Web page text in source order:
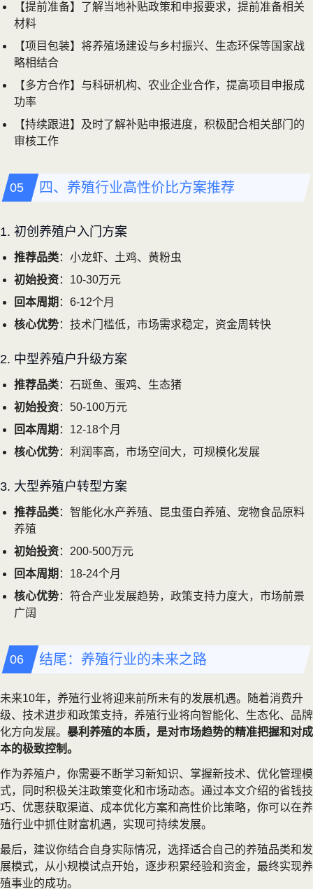
【提前准备】了解当地补贴政策和申报要求，提前准备相关
材料
【项目包装】将养殖场建设与乡村振兴、生态环保等国家战
略相结合
【多方合作】与科研机构、农业企业合作，提高项目申报成
功率
【持续跟进】及时了解补贴申报进度，积极配合相关部门的
审核工作
四、养殖行业高性价比方案推荐
1. 初创养殖户入门方案
推荐品类：小龙虾、土鸡、黄粉虫
初始投资：10-30万元
回本周期 ：6-12个月
核心优势：技术门槛低，市场需求稳定，资金周转快
2. 中型养殖户升级方案
推荐品类：石斑鱼、蛋鸡、生态猪
初始投资：50-100万元
回本周期 ：12-18个月
核心优势：利润率高，市场空间大，可规模化发展
3. 大型养殖户转型方案
推荐品类：智能化水产养殖、昆虫蛋白养殖、宠物食品原料
养殖
初始投资：200-500万元
回本周期 ：18-24个月
核心优势：符合产业发展趋势，政策支持力度大，市场前景
广阔
结尾：养殖行业的未来之路
未来10年，养殖行业将迎来前所未有的发展机遇。随着消费升
级、技术进步和政策支持，养殖行业将向智能化、生态化、品牌
化方向发展。 暴利养殖的本质，是对市场趋势的精准把握和对成
本的极致控制。
作为养殖户，你需要不断学习新知识、掌握新技术、优化管理模
式，同时积极关注政策变化和市场动态。通过本文介绍的省钱技
巧、优惠获取渠道、成本优化方案和高性价比策略，你可以在养
殖行业中抓住财富机遇，实现可持续发展。
最后，建议你结合自身实际情况，选择适合自己的养殖品类和发
展模式，从小规模试点开始，逐步积累经验和资金，最终实现养
殖事业的成功。